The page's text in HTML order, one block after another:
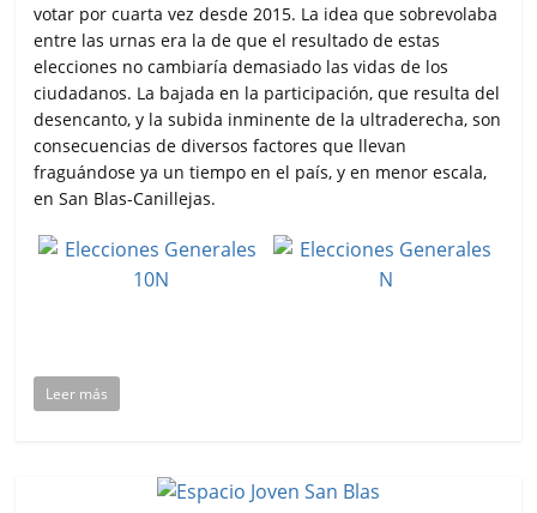
votar por cuarta vez desde 2015. La idea que sobrevolaba
entre las urnas era la de que el resultado de estas
elecciones no cambiaría demasiado las vidas de los
ciudadanos. La bajada en la participación, que resulta del
desencanto, y la subida inminente de la ultraderecha, son
consecuencias de diversos factores que llevan
fraguándose ya un tiempo en el país, y en menor escala,
en San Blas-Canillejas.
Leer más